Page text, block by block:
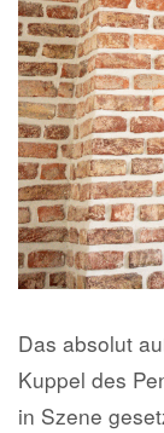
Das absolut
Kuppel des
in Szene